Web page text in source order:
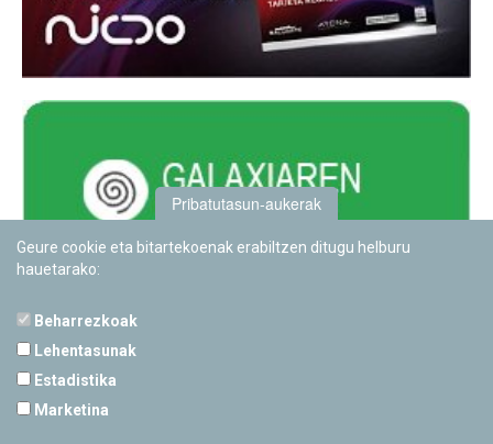
Pribatutasun-aukerak
Geure cookie eta bitartekoenak erabiltzen ditugu helburu
hauetarako:
Beharrezkoak
Lehentasunak
Estadistika
Marketina